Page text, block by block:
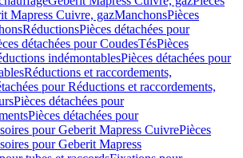
Mapress Cuivre, gazManchonsPièces
RéductionsPièces détachées pour
détachées pour CoudesTésPièces
indémontablesPièces détachées pour
Réductions et raccordements,
pour Réductions et raccordements,
Pièces détachées pour
Pièces détachées pour
pour Geberit Mapress CuivrePièces
pour Geberit Mapress